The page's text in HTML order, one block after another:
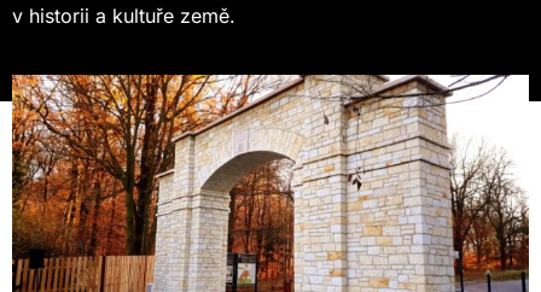
v historii a kultuře země.